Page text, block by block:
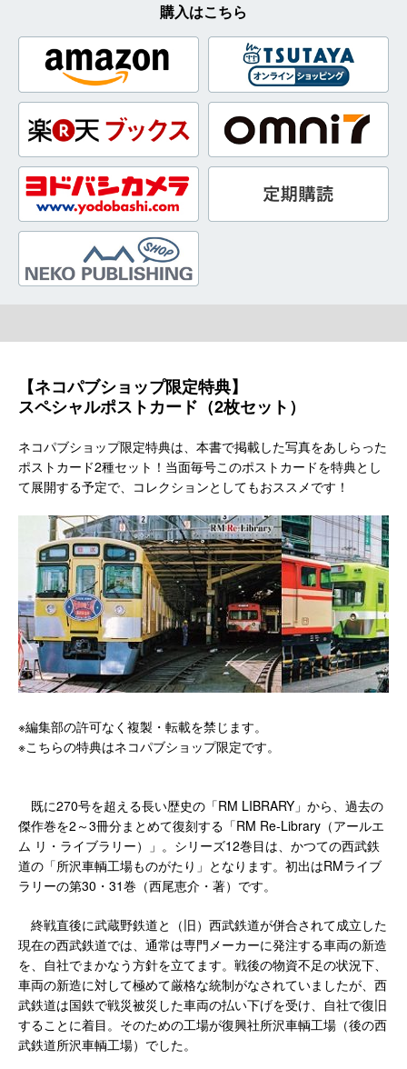
購入はこちら
【ネコパブショップ限定特典】
スペシャルポストカード（2枚セット）
ネコパブショップ限定特典は、本書で掲載した写真をあしらった
ポストカード2種セット！当面毎号このポストカードを特典とし
て展開する予定で、コレクションとしてもおススメです！
※編集部の許可なく複製・転載を禁じます。
※こちらの特典はネコパブショップ限定です。
既に270号を超える長い歴史の「RM LIBRARY」から、過去の
傑作巻を2～3冊分まとめて復刻する「RM Re-Library（アールエ
ム リ・ライブラリー）」。シリーズ12巻目は、かつての西武鉄
道の「所沢車輌工場ものがたり」となります。初出はRMライブ
ラリーの第30・31巻（西尾恵介・著）です。
終戦直後に武蔵野鉄道と（旧）西武鉄道が併合されて成立した
現在の西武鉄道では、通常は専門メーカーに発注する車両の新造
を、自社でまかなう方針を立てます。戦後の物資不足の状況下、
車両の新造に対して極めて厳格な統制がなされていましたが、西
武鉄道は国鉄で戦災被災した車両の払い下げを受け、自社で復旧
することに着目。そのための工場が復興社所沢車輌工場（後の西
武鉄道所沢車輌工場）でした。